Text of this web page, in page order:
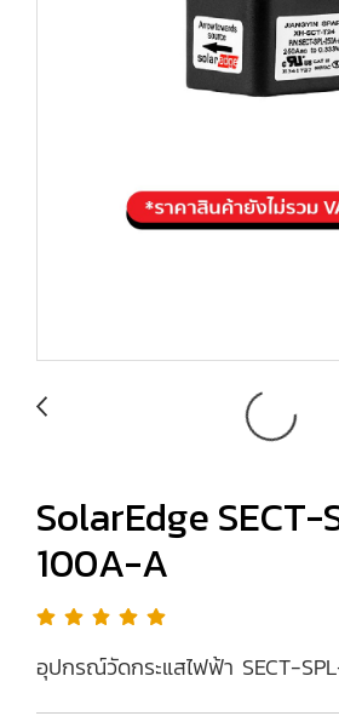
SolarEdge SECT-
100A-A
อุปกรณ์วัดกระแสไฟฟ้า SECT-